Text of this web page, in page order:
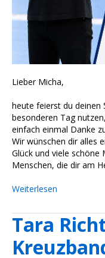
Lieber Micha,
heute feierst du deinen
besonderen Tag
einfach einmal Danke
Wir wünschen dir alles
Glück und viele
Menschen, die dir am
Weiterlesen
Tara